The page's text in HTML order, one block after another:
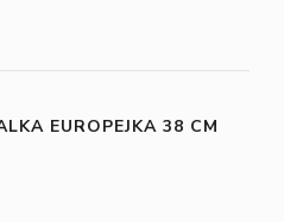
EUROPEJKA 38 CM